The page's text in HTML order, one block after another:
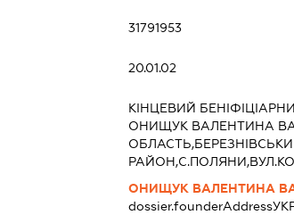
31791953
20.01.02
КІНЦЕВИЙ
ОНИЩУК ВАЛЕНТИНА
ОНИЩУК ВАЛЕНТИНА
dossier.founderAddress